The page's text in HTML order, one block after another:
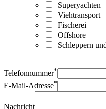
Superyachten
Viehtransport
Fischerei
Offshore
Schleppern
Telefonnummer*
E-Mail-Adresse*
Nachricht